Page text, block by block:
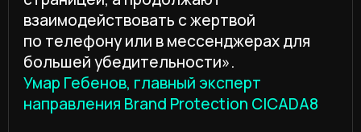
ПАРТНЕРАМ